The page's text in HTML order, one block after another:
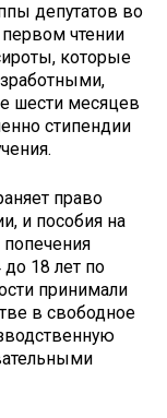
депутатов во
чтении
которые
шести месяцев
стипендии
право
и пособия на
попечения
до 18 лет по
принимали
в свободное